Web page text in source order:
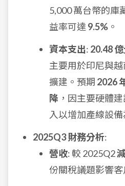
5,000 萬台幣的庫
益率可達 9.5% 。
資本支出: 20.48
主要用於印尼與
擴建。預期 2026
降 ，因主要硬體
入以增加產線設備
2025Q3 財務分析:
營收: 較 2025Q2
份關稅議題影響客